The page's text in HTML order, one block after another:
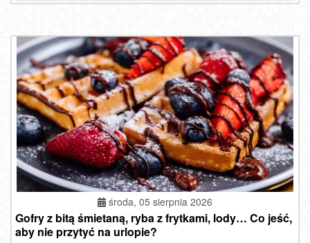
środa, 05 sierpnia 2026
Gofry z bitą śmietaną, ryba z frytkami, lody… Co jeść,
aby nie przytyć na urlopie?